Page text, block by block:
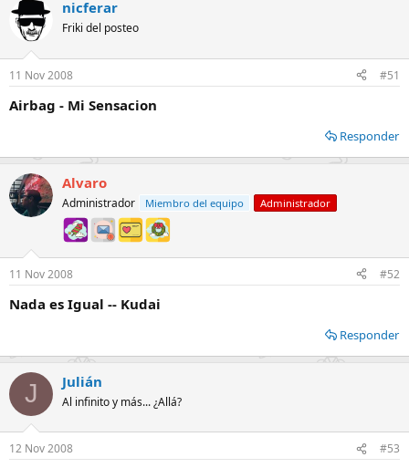
nicferar
Friki del posteo
11 Nov 2008 #51
Airbag - Mi Sensacion
Responder
Alvaro
Administrador Miembro del equipo Administrador
11 Nov 2008 #52
Nada es Igual -- Kudai
Responder
J Julián
Al infinito y más... ¿Allá?
12 Nov 2008 #53